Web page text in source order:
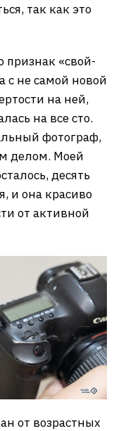
так как это
признак «свой-
с не самой новой
на ней,
на все сто.
фотограф,
делом. Моей
десять
и она красиво
от активной
от возрастных